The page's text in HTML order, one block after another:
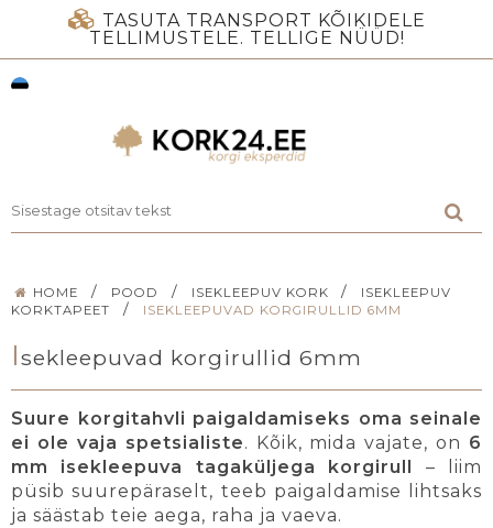
TASUTA TRANSPORT KÕIKIDELE
TELLIMUSTELE. TELLIGE NÜÜD!
HOME / POOD / ISEKLEEPUV KORK /
ISEKLEEPUV
KORKTAPEET
/ ISEKLEEPUVAD KORGIRULLID 6MM
Isekleepuvad korgirullid 6mm
Suure korgitahvli paigaldamiseks oma seinale
ei ole vaja spetsialiste. Kõik, mida vajate, on 6
mm isekleepuva tagaküljega korgirull
– liim
püsib suurepäraselt, teeb paigaldamise lihtsaks
ja säästab teie aega, raha ja vaeva.